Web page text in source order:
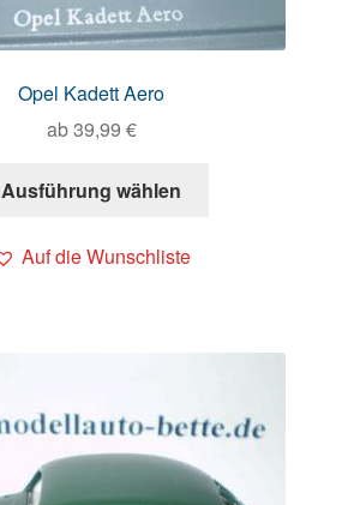
Opel Kadett Aero
ab39,99 €
Ausführung wählen
Auf die Wunschliste